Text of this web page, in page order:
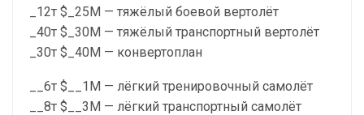
_12т $_25М — тяжёлый боевой вертолёт
_40т $_30М — тяжёлый транспортный вертолёт
_30т $_40М — конвертоплан
__6т $__1М — лёгкий тренировочный самолёт
__8т $__3М — лёгкий транспортный самолёт